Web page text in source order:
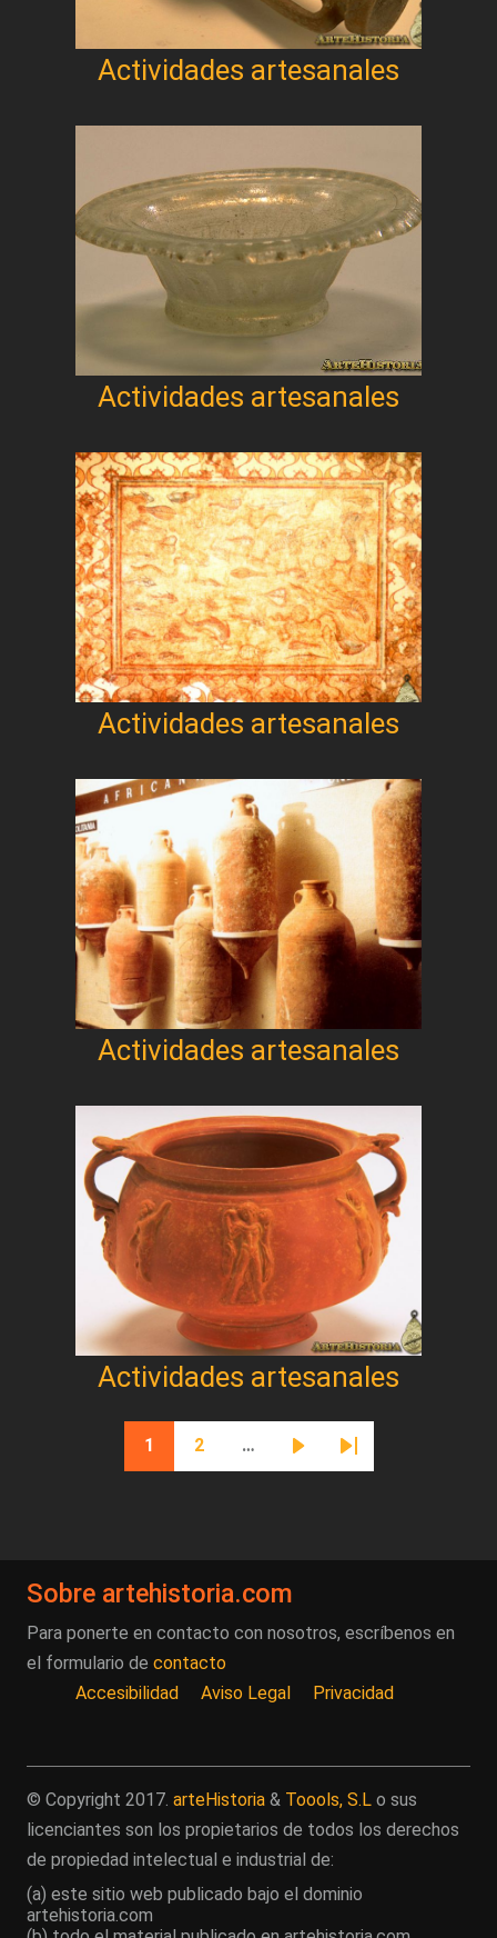
Actividades artesanales
Actividades artesanales
Actividades artesanales
Actividades artesanales
Actividades artesanales
Paginación
Página actual
1
Página
2 …
Siguiente página
Última página
Sobre artehistoria.com
Para ponerte en contacto con nosotros, escríbenos en
el formulario de contacto
Accesibilidad
Aviso Legal Privacidad
© Copyright 2017. arteHistoria & Toools, S.L o sus
licenciantes son los propietarios de todos los derechos
de propiedad intelectual e industrial de:
(a) este sitio web publicado bajo el dominio
artehistoria.com